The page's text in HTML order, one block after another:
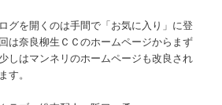
グを開くのは手間で「お気に入り」に登
は奈良柳生ＣＣのホームページからまず
しはマンネリのホームページも改良され
す。